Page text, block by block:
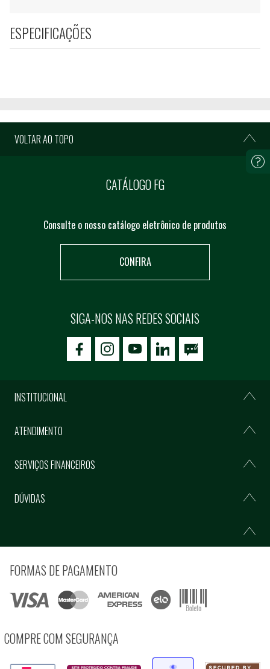
ESPECIFICAÇÕES
VOLTAR AO TOPO
CATÁLOGO FG
Consulte o nosso catálogo eletrônico de produtos
CONFIRA
SIGA-NOS NAS REDES SOCIAIS
icon-facebookicon-social02icon-social03
INSTITUCIONAL
ATENDIMENTO
SERVIÇOS FINANCEIROS
DÚVIDAS
FORMAS DE PAGAMENTO
COMPRE COM SEGURANÇA